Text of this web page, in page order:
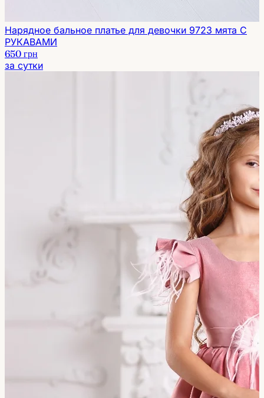
Нарядное бальное платье для девочки 9723 мята С
РУКАВАМИ
650 грн
за сутки